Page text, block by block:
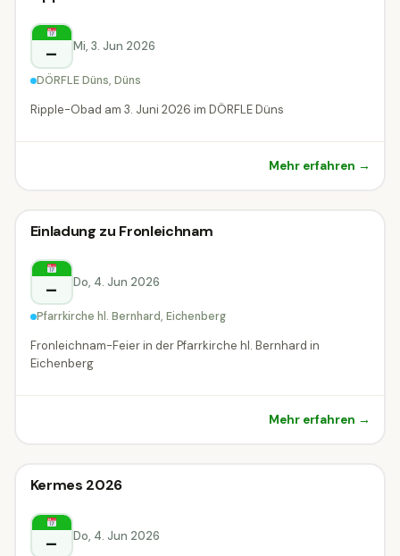
Düns
– Mi, 3. Jun 2026
DÖRFLE Düns, Düns
Ripple-Obad am 3. Juni 2026 im DÖRFLE Düns
Mehr erfahren →
Sonstiges
Eichenberg
Sonstiges
Einladung zu Fronleichnam
– Do, 4. Jun 2026
Pfarrkirche hl. Bernhard, Eichenberg
Fronleichnam-Feier in der Pfarrkirche hl. Bernhard in
Eichenberg
Mehr erfahren →
Sonstiges
Wolfurt
Sonstiges
Kermes 2026
– Do, 4. Jun 2026